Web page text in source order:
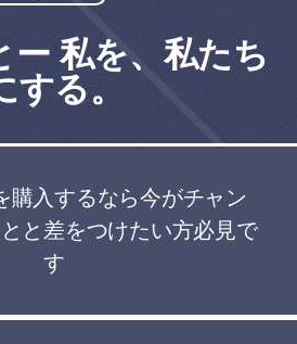
ー 私を、私たち
する。
購入するなら今がチャン
と差をつけたい方必見で
す